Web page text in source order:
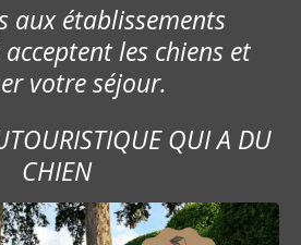
aux établissements
les chiens et
votre séjour.
QUI A DU
CHIEN